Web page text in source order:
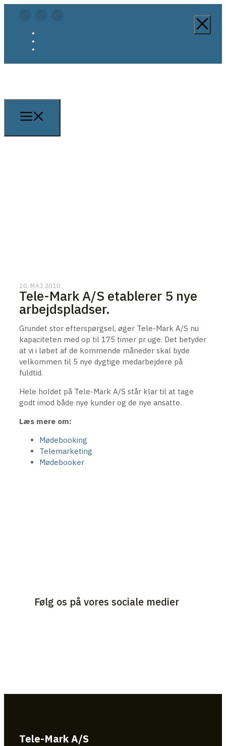
20. MAJ 2010
Tele-Mark A/S etablerer 5 nye
arbejdspladser.
Grundet stor efterspørgsel, øger Tele-Mark A/S nu
kapaciteten med op til 175 timer pr uge. Det betyder
at vi i løbet af de kommende måneder skal byde
velkommen til 5 nye dygtige medarbejdere på
fuldtid.
Hele holdet på Tele-Mark A/S står klar til at tage
godt imod både nye kunder og de nye ansatte.
Læs mere om:
Mødebooking
Telemarketing
Mødebooker
Følg os på vores sociale medier
Tele-Mark A/S